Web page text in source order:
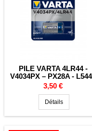
PILE VARTA 4LR44 -
V4034PX – PX28A -
L1325 - RFA 18 11 -
ALCALINE - 6V
Prix
3,50 €
Détails